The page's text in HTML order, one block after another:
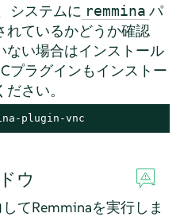
システムに remmina パ
れているかどうか確認
ない場合はインストール
プラグインもインストー
さい。
plugin-vnc
ウ
てRemminaを実行しま